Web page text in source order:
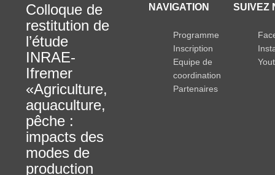
Colloque de
restitution de
l’étude
INRAE-
Ifremer
«Agriculture,
aquaculture,
pêche :
impacts des
modes de
production
NAVIGATION
Programme
Inscription
Equipe de
coordination
Partenaires
SUIVEZ